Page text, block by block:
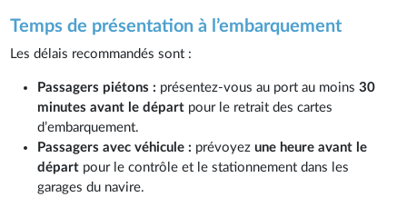
Temps de présentation à l’embarquement
Les délais recommandés sont :
Passagers piétons : présentez-vous au port au moins30
minutes avant le départ pour le retrait des cartes
d’embarquement.
Passagers avec véhicule : prévoyezune heure avant le
départ pour le contrôle et le stationnement dans les
garages du navire.